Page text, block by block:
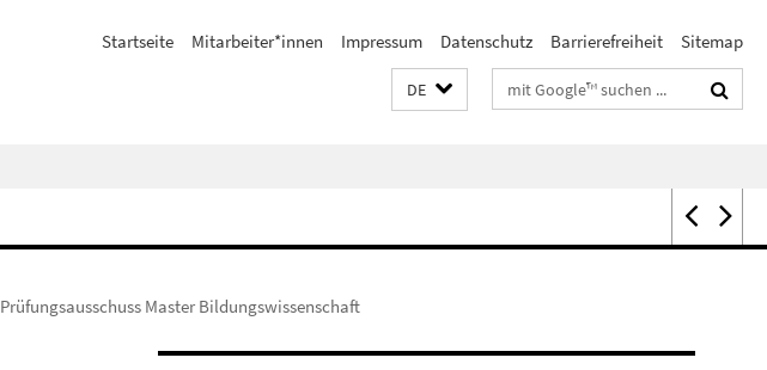
Startseite Mitarbeiter*innen Impressum Datenschutz Barrierefreiheit Sitemap
DE Suchbegriffe
Prüfungsausschuss Master Bildungswissenschaft